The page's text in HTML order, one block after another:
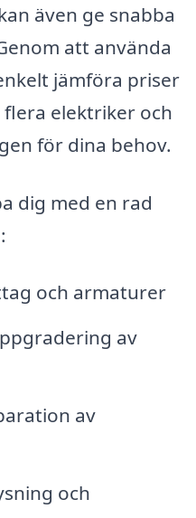
även ge snabba
att använda
jämföra priser
elektriker och
för dina behov.
dig med en rad
och armaturer
av
av
och